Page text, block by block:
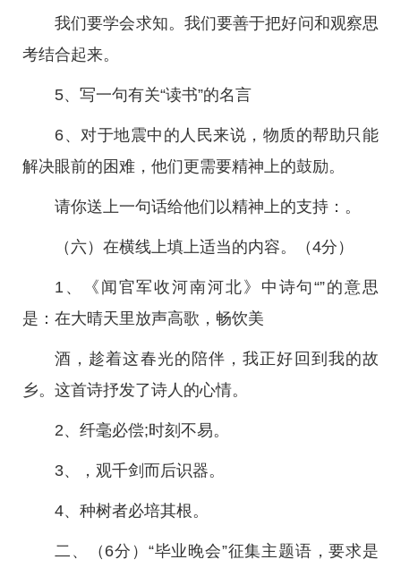
我们要学会求知。我们要善于把好问和观察思
考结合起来。
5、写一句有关“读书”的名言
6、对于地震中的人民来说，物质的帮助只能
解决眼前的困难，他们更需要精神上的鼓励。
请你送上一句话给他们以精神上的支持：。
（六）在横线上填上适当的内容。（4分）
1、《闻官军收河南河北》中诗句“”的意思
是：在大晴天里放声高歌，畅饮美
酒，趁着这春光的陪伴，我正好回到我的故
乡。这首诗抒发了诗人的心情。
2、纤毫必偿;时刻不易。
3、，观千剑而后识器。
4、种树者必培其根。
二、（6分）“毕业晚会”征集主题语，要求是